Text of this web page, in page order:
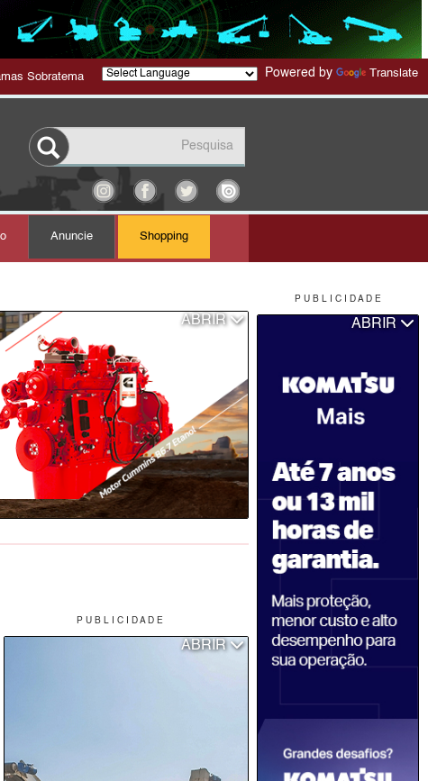
P U B L I C I D A D E
ABRIR
Sobratema Powered by Translate
Anuncie Shopping
ABRIR
P U B L I C I D A D E
ABRIR